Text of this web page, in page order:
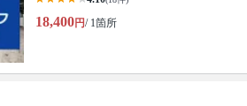
18,400円/ 1箇所